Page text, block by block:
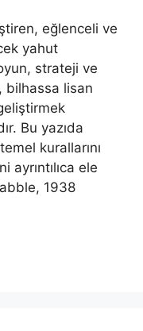
eğlenceli ve
yahut
strateji ve
bilhassa lisan
Bu yazıda
kurallarını
ele
1938